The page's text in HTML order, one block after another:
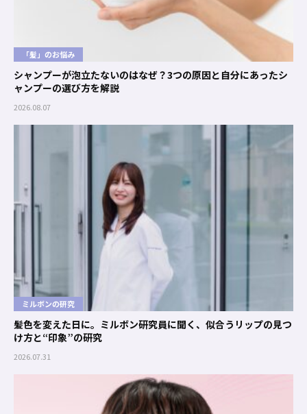
「髪」のお悩み
シャンプーが泡立たないのはなぜ？3つの原因と自分にあったシ
ャンプーの選び方を解説
2026.08.07
ミルボンの研究
髪色を変えた日に。ミルボン研究員に聞く、似合うリップの見つ
け方と“印象”の研究
2026.07.31